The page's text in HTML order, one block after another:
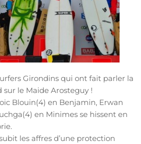
Girondins qui ont fait parler la
le Maide Arosteguy !
Blouin(4) en Benjamin, Erwan
en Minimes se hissent en
les affres d’une protection